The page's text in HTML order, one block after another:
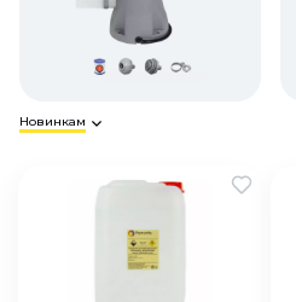
Новинкам